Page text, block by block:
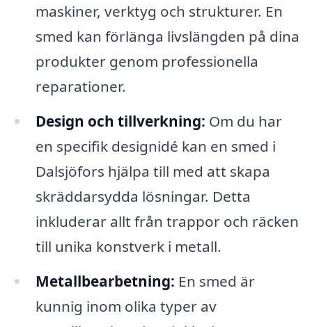
maskiner, verktyg och strukturer. En
smed kan förlänga livslängden på dina
produkter genom professionella
reparationer.
Design och tillverkning: Om du har
en specifik designidé kan en smed i
Dalsjöfors hjälpa till med att skapa
skräddarsydda lösningar. Detta
inkluderar allt från trappor och räcken
till unika konstverk i metall.
Metallbearbetning: En smed är
kunnig inom olika typer av